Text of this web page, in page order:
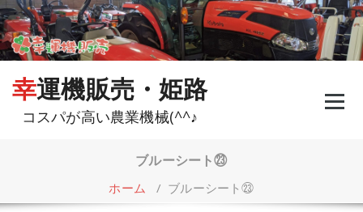
コ
ン
テ
ン
幸運機販売・姫路
コスパが高い農業機械(^^♪
ブルーシート㉓
ホーム / ブルーシート㉓